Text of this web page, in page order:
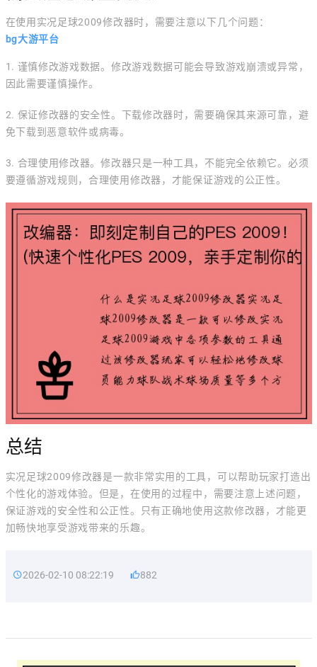
在使用实况足球2009修改器时，需要注意以下几个问题：
bg大游平台
1. 谨慎修改游戏数据。修改游戏数据可能会导致游戏崩溃或异常，
因此需要谨慎操作。
2. 保证修改器的安全性。下载修改器时，需要确保其来源可靠，避
免下载到恶意软件或病毒。
3. 合理使用修改器。修改器只是一种工具，不能完全依赖它。必须
要遵循游戏规则，合理使用修改器，才能保证游戏的公正性。
总结
实况足球2009修改器是一款非常实用的工具，可以帮助玩家打造出
个性化的游戏体验。但是，在使用的过程中，需要注意上述问题，
保证游戏的安全性和公正性。只有正确地使用这款修改器，才能更
加畅快地享受游戏带来的乐趣。
2026-02-10 08:22:19 882